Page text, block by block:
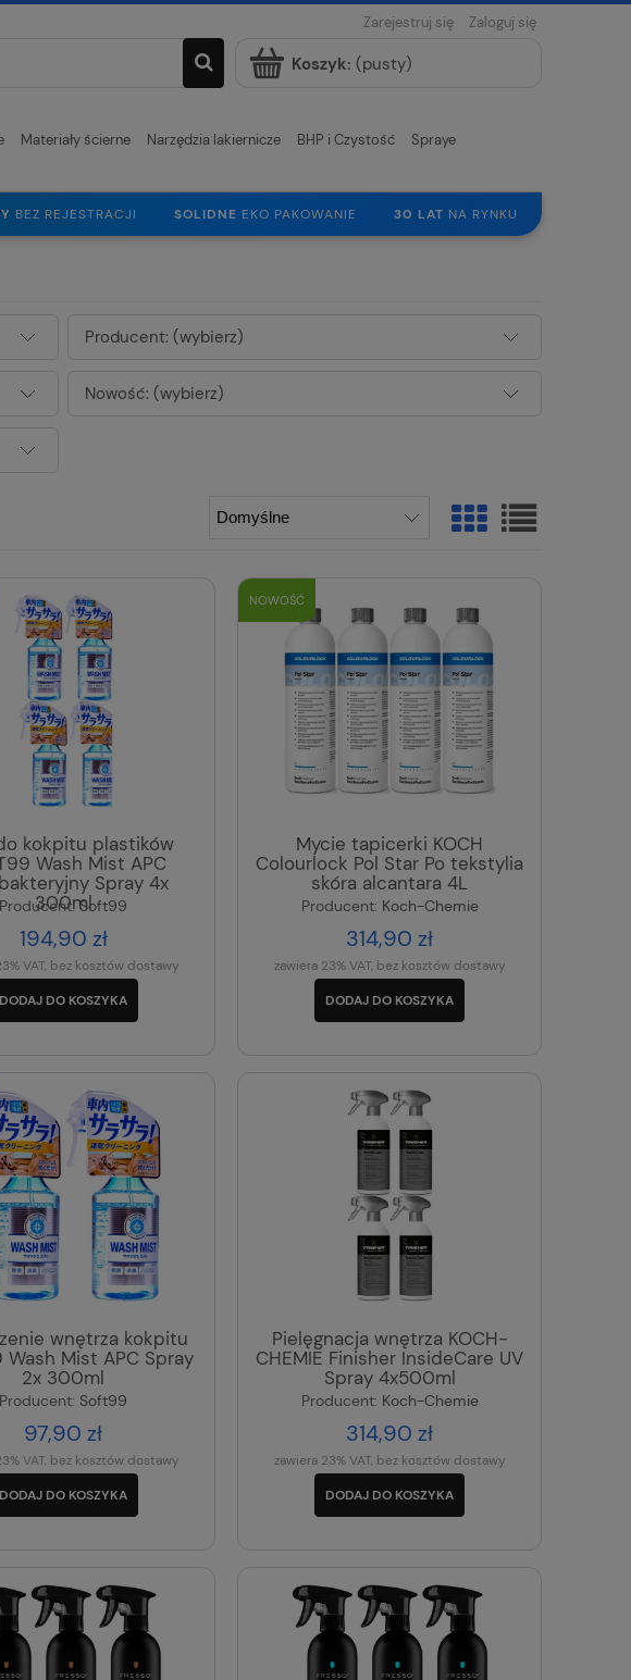
Zarejestruj się Zaloguj się
Koszyk: (pusty)
Materiały ścierne Narzędzia lakiernicze BHP i Czystość Spraye
BEZ REJESTRACJI SOLIDNE EKO PAKOWANIE 30 LAT NA RYNKU
Producent: (wybierz)
Nowość: (wybierz)
kokpitu plastików
Wash Mist APC
Spray 4x
300ml
Producent: Soft99
194,90 zł
VAT, bez kosztów dostawy
DODAJ DO KOSZYKA
Mycie tapicerki KOCH
Colourlock Pol Star Po tekstylia
skóra alcantara 4L
Producent: Koch-Chemie
314,90 zł
zawiera 23% VAT, bez kosztów dostawy
DODAJ DO KOSZYKA
NOWOŚĆ
wnętrza kokpitu
Wash Mist APC Spray
2x 300ml
Producent: Soft99
97,90 zł
VAT, bez kosztów dostawy
DODAJ DO KOSZYKA
Pielęgnacja wnętrza KOCH-
CHEMIE Finisher InsideCare UV
Spray 4x500ml
Producent: Koch-Chemie
314,90 zł
zawiera 23% VAT, bez kosztów dostawy
DODAJ DO KOSZYKA